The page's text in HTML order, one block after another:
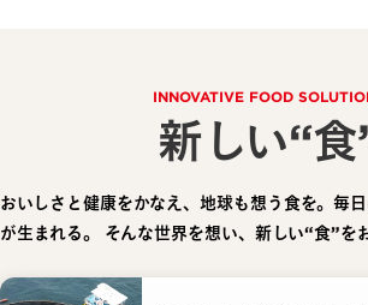
INNOVATIVE FOOD
新しい“食
おいしさと健康をかなえ、地球も想う食を。毎
が生まれる。
そんな世界を想い、新しい“食”を